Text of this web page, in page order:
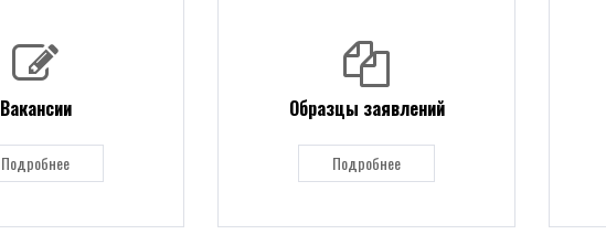
Вакансии
Подробнее
Образцы заявлений
Подробнее